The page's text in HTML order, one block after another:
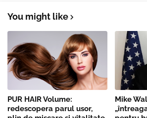
You might like
PUR HAIR Volume:
redescopera parul usor,
Mike